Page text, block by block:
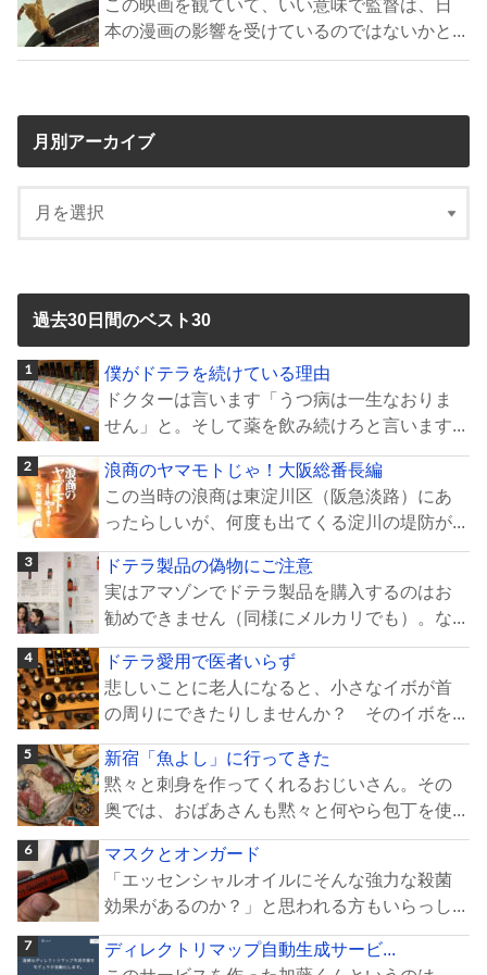
この映画を観ていて、いい意味で監督は、日
本の漫画の影響を受けているのではないかと...
月別アーカイブ
過去30日間のベスト30
僕がドテラを続けている理由
ドクターは言います「うつ病は一生なおりま
せん」と。そして薬を飲み続けろと言います...
浪商のヤマモトじゃ！大阪総番長編
この当時の浪商は東淀川区（阪急淡路）にあ
ったらしいが、何度も出てくる淀川の堤防が...
ドテラ製品の偽物にご注意
実はアマゾンでドテラ製品を購入するのはお
勧めできません（同様にメルカリでも）。な...
ドテラ愛用で医者いらず
悲しいことに老人になると、小さなイボが首
の周りにできたりしませんか？ そのイボを...
新宿「魚よし」に行ってきた
黙々と刺身を作ってくれるおじいさん。その
奥では、おばあさんも黙々と何やら包丁を使...
マスクとオンガード
「エッセンシャルオイルにそんな強力な殺菌
効果があるのか？」と思われる方もいらっし...
ディレクトリマップ自動生成サービ...